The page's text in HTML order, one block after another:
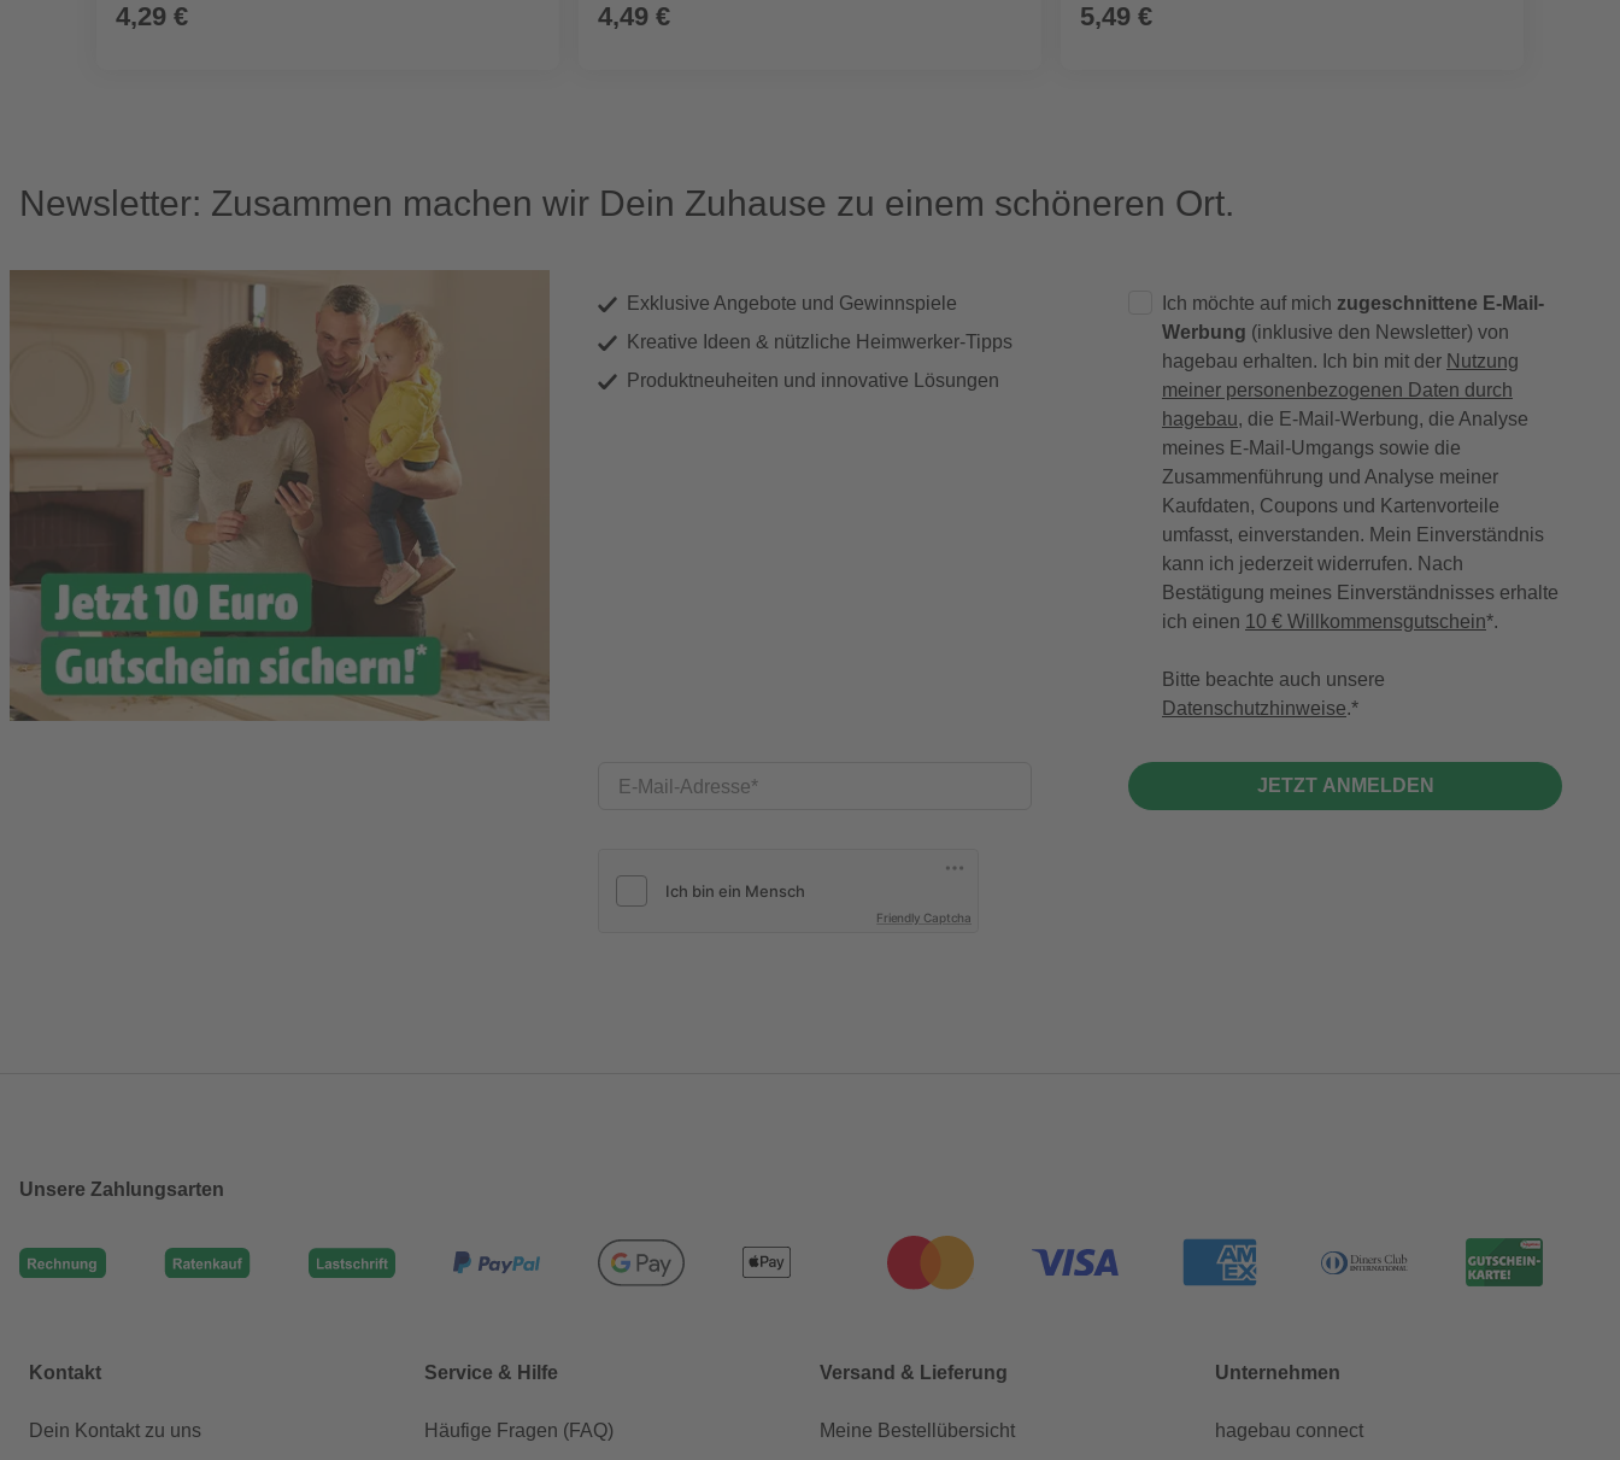
4,29 € 4,49 € 5,49 €
Newsletter: Zusammen machen wir Dein Zuhause zu einem schöneren Ort.
Exklusive Angebote und Gewinnspiele
Kreative Ideen & nützliche Heimwerker-Tipps
Produktneuheiten und innovative Lösungen
E-Mail-Adresse
Friendly Captcha
Ich möchte auf mich zugeschnittene E-Mail-
Werbung (inklusive den Newsletter) von
hagebau erhalten. Ich bin mit der Nutzung
meiner personenbezogenen Daten durch
hagebau, die E-Mail-Werbung, die Analyse
meines E-Mail-Umgangs sowie die
Zusammenführung und Analyse meiner
Kaufdaten, Coupons und Kartenvorteile
umfasst, einverstanden. Mein Einverständnis
kann ich jederzeit widerrufen. Nach
Bestätigung meines Einverständnisses erhalte
ich einen 10 € Willkommensgutschein*.
Bitte beachte auch unsere
Datenschutzhinweise.
JETZT ANMELDEN
Unsere Zahlungsarten
Kontakt
Dein Kontakt zu uns
Service & Hilfe
Häufige Fragen (FAQ)
Versand & Lieferung
Meine Bestellübersicht
Unternehmen
hagebau connect